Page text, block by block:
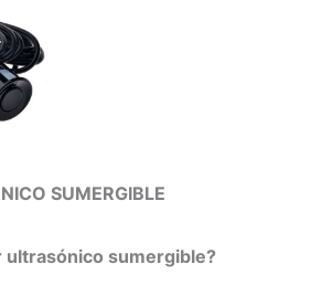
SUMERGIBLE
ultrasónico sumergible?